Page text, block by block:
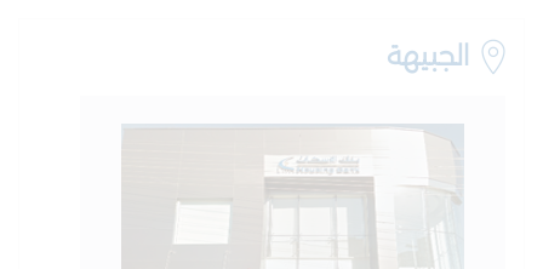
الجبيهة